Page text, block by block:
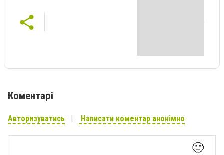
Коментарі
Авторизуватись Написати коментар анонімно
🙂